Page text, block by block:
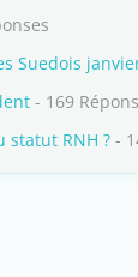
Suedois
- 169
statut RNH ? -